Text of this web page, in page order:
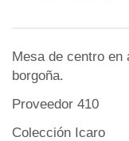
Mesa de centro en
borgoña.
Proveedor 410
Colección Icaro